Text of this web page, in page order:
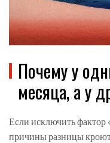
Почему у
месяца, а у
Если исключить фактор
причины разницы